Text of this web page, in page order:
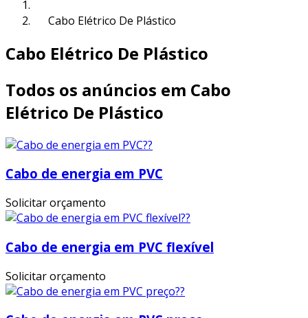
Cabo Elétrico De Plástico
Cabo Elétrico De Plástico
Todos os anúncios em Cabo
Elétrico De Plástico
Cabo de energia em PVC
Solicitar orçamento
Cabo de energia em PVC flexível
Solicitar orçamento